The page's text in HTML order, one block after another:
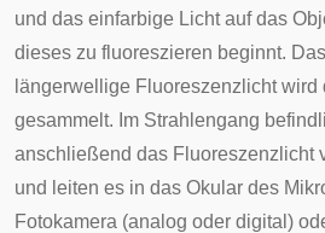
und das einfarbige Licht auf das
dieses zu fluoreszieren beginnt.
längerwellige Fluoreszenzlicht wird
gesammelt. Im Strahlengang
anschließend das Fluoreszenzlicht
und leiten es in das Okular des
Fotokamera (analog oder digital)